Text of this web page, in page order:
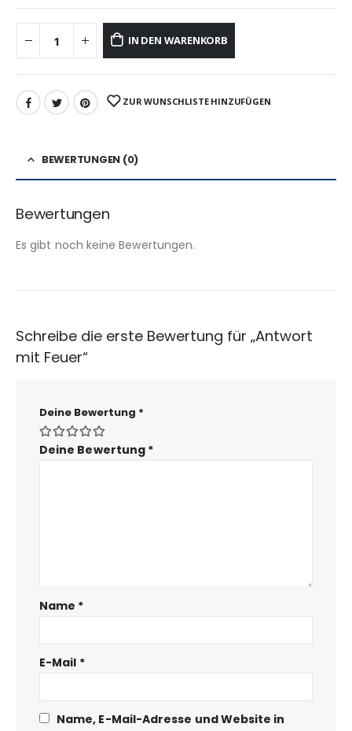
IN DEN WARENKORB
ZUR WUNSCHLISTE HINZUFÜGEN
BEWERTUNGEN (0)
Bewertungen
Es gibt noch keine Bewertungen.
Schreibe die erste Bewertung für „Antwort
mit Feuer“
Deine Bewertung *
Deine Bewertung *
Name *
E-Mail *
Name, E-Mail-Adresse und Website in